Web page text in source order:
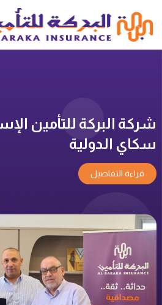
البركة
شركة البركة للتأمين
سكاي الدولية
قراءة التفاصيل